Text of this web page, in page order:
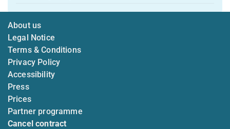
About us
Legal Notice
Terms & Conditions
Privacy Policy
Accessibility
Press
Prices
Partner programme
Cancel contract